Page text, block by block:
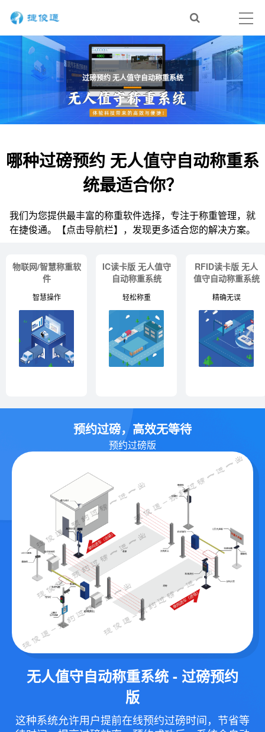
过磅预约 无人值守自动称重系统
哪种过磅预约 无人值守自动称重系
统最适合你？
我们为您提供最丰富的称重软件选择，专注于称重管理，就
在捷俊通。【点击导航栏】，发现更多适合您的解决方案。
物联网/智慧称重软
件
智慧操作
IC读卡版 无人值守
自动称重系统
轻松称重
RFID读卡版 无人
值守自动称重系统
精确无误
预约过磅，高效无等待
预约过磅版
无人值守自动称重系统 - 过磅预约
版
这种系统允许用户提前在线预约过磅时间，节省等